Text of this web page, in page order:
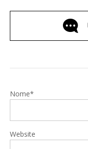
Nome*
Website